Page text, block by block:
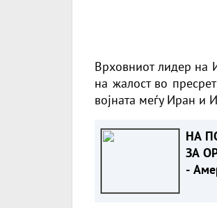
Врховниот лидер на
на жалост во
војната меѓу Иран и
НА
ЗА
-